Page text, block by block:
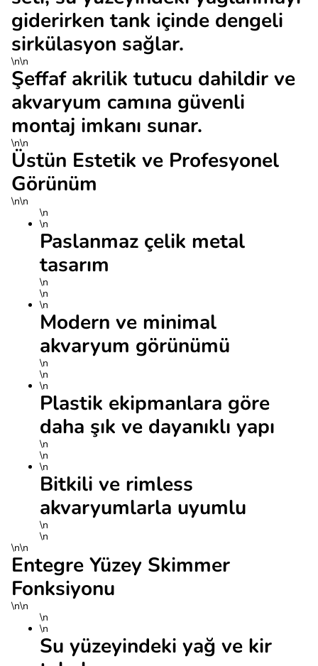
giderirken tank içinde dengeli
sirkülasyon sağlar.
\n\n
Şeffaf akrilik tutucu dahildir ve
akvaryum camına güvenli
montaj imkanı sunar.
\n\n
Üstün Estetik ve Profesyonel
Görünüm
\n\n
\n
\n
Paslanmaz çelik metal
tasarım
\n
\n
\n
Modern ve minimal
akvaryum görünümü
\n
\n
\n
Plastik ekipmanlara göre
daha şık ve dayanıklı yapı
\n
\n
\n
Bitkili ve rimless
akvaryumlarla uyumlu
\n
\n
\n\n
Entegre Yüzey Skimmer
Fonksiyonu
\n\n
\n
\n
Su yüzeyindeki yağ ve kir